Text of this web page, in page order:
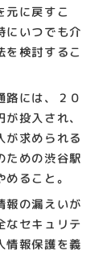
に戻すこ
にいつでも介
を検討するこ
路には、２０
投入され、
が求められる
ための渋谷駅
ること。
報の漏えいが
なセキュリテ
情報保護を義